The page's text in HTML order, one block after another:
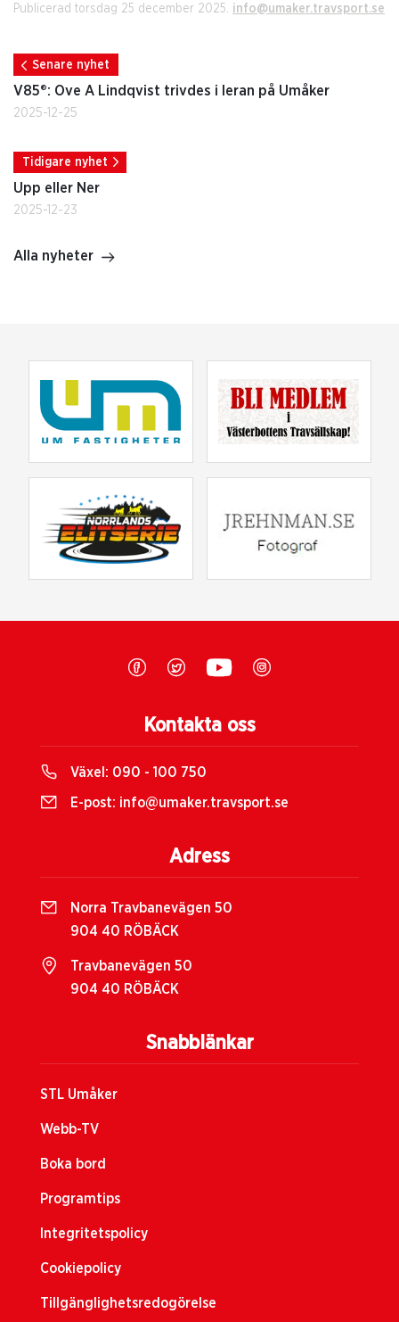
Publicerad torsdag 25 december 2025. info@umaker.travsport.se
Senare nyhet
V85®: Ove A Lindqvist trivdes i leran på Umåker
2025-12-25
Tidigare nyhet
Upp eller Ner
2025-12-23
Alla nyheter
Snabblänkar
STL Umåker
Webb-TV
Boka bord
Programtips
Integritetspolicy
Cookiepolicy
Tillgänglighetsredogörelse
Kontakta oss
Växel: 090 - 100 750
E-post: info@umaker.travsport.se
Adress
Norra Travbanevägen 50
904 40 RÖBÄCK
Travbanevägen 50
904 40 RÖBÄCK